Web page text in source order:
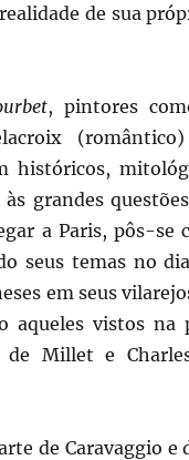
de sua
, pintores
históricos,
grandes
a Paris, pôs-se
seus temas no
em seus
aqueles vistos
de Millet e
de Caravaggio e